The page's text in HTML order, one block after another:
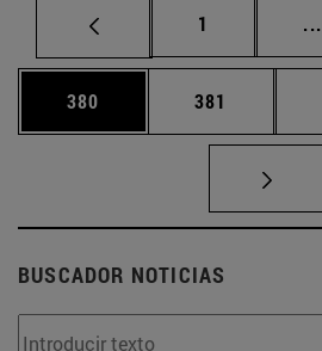
Página
1 ...
Página
380 Página
381
BUSCADOR NOTICIAS